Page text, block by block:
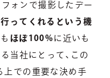
フォンで撮影したデー
ってくれるという機
ほぼ100%に近いも
当社にとって、この
上での重要な決め手